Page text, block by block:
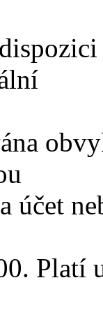
účet
Platí